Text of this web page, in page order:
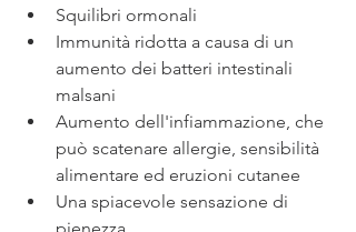
Squilibri ormonali
Immunità ridotta a causa di un
aumento dei batteri intestinali
malsani
Aumento dell'infiammazione, che
può scatenare allergie, sensibilità
alimentare ed eruzioni cutanee
Una spiacevole sensazione di
pienezza